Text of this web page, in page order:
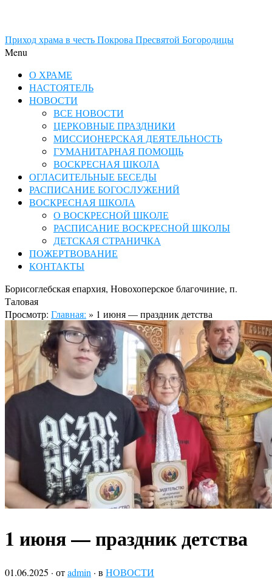
Приход храма в честь Покрова Пресвятой Богородицы
Menu
О ХРАМЕ
НАСТОЯТЕЛЬ
НОВОСТИ
ВСЕ НОВОСТИ
ЦЕРКОВНЫЕ ПРАЗДНИКИ
МИССИОНЕРСКАЯ ДЕЯТЕЛЬНОСТЬ
ГУМАНИТАРНАЯ ПОМОЩЬ
ВОСКРЕСНАЯ ШКОЛА
ОГЛАСИТЕЛЬНЫЕ БЕСЕДЫ
РАСПИСАНИЕ БОГОСЛУЖЕНИЙ
ВОСКРЕСНАЯ ШКОЛА
О ВОСКРЕСНОЙ ШКОЛЕ
РАСПИСАНИЕ ВОСКРЕСНОЙ ШКОЛЫ
ДЕТСКАЯ СТРАНИЧКА
ПОЖЕРТВОВАНИЕ
КОНТАКТЫ
Борисоглебская епархия, Новохоперское благочиние, п.
Таловая
Просмотр: Главная: » 1 июня — праздник детства
1 июня — праздник детства
01.06.2025 · отadmin · в НОВОСТИ